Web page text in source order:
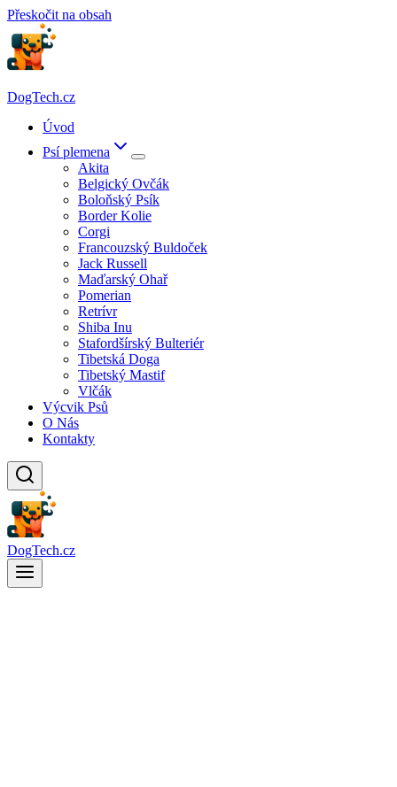
Přeskočit na obsah
DogTech.cz
Úvod
Psí plemena
Akita
Belgický Ovčák
Boloňský Psík
Border Kolie
Corgi
Francouzský Buldoček
Jack Russell
Maďarský Ohař
Pomerian
Retrívr
Shiba Inu
Stafordšírský Bulteriér
Tibetská Doga
Tibetský Mastif
Vlčák
Výcvik Psů
O Nás
Kontakty
DogTech.cz